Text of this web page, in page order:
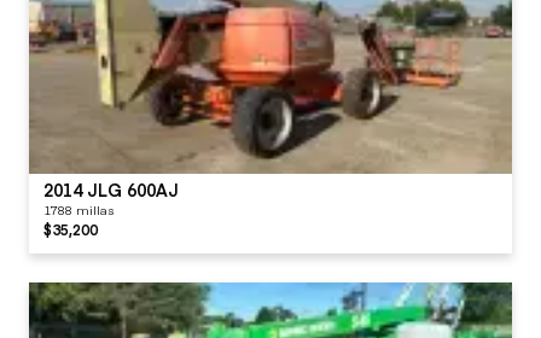
2014 JLG 600AJ
1788 millas
$35,200